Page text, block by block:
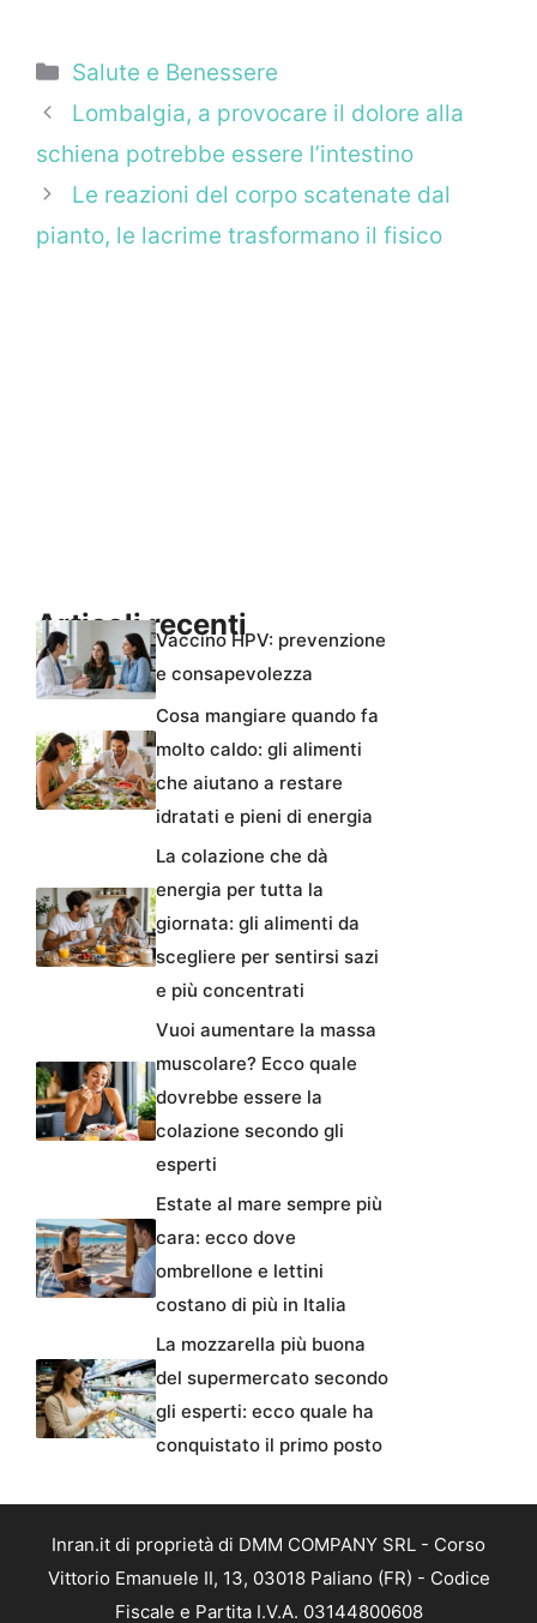
Categorie
Salute e Benessere
Lombalgia, a provocare il dolore alla
schiena potrebbe essere l’intestino
Le reazioni del corpo scatenate dal
pianto, le lacrime trasformano il fisico
Articoli recentiVaccino HPV: prevenzione
e consapevolezza
Cosa mangiare quando fa
molto caldo: gli alimenti
che aiutano a restare
idratati e pieni di energia
La colazione che dà
energia per tutta la
giornata: gli alimenti da
scegliere per sentirsi sazi
e più concentrati
Vuoi aumentare la massa
muscolare? Ecco quale
dovrebbe essere la
colazione secondo gli
esperti
Estate al mare sempre più
cara: ecco dove
ombrellone e lettini
costano di più in Italia
La mozzarella più buona
del supermercato secondo
gli esperti: ecco quale ha
conquistato il primo posto
Inran.it di proprietà di DMM COMPANY SRL - Corso
Vittorio Emanuele II, 13, 03018 Paliano (FR) - Codice
Fiscale e Partita I.V.A. 03144800608